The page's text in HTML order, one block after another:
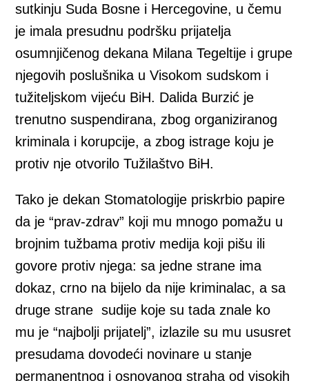
sutkinju Suda Bosne i Hercegovine, u čemu
je imala presudnu podršku prijatelja
osumnjičenog dekana Milana Tegeltije i grupe
njegovih poslušnika u Visokom sudskom i
tužiteljskom vijeću BiH. Dalida Burzić je
trenutno suspendirana, zbog organiziranog
kriminala i korupcije, a zbog istrage koju je
protiv nje otvorilo Tužilaštvo BiH.
Tako je dekan Stomatologije priskrbio papire
da je “prav-zdrav” koji mu mnogo pomažu u
brojnim tužbama protiv medija koji pišu ili
govore protiv njega: sa jedne strane ima
dokaz, crno na bijelo da nije kriminalac, a sa
druge strane sudije koje su tada znale ko
mu je “najbolji prijatelj”, izlazile su mu ususret
presudama dovodeći novinare u stanje
permanentnog i osnovanog straha od visokih